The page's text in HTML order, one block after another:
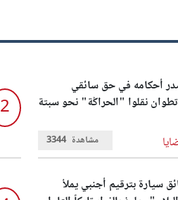
أحكامه في حق سائقي
نقلوا "الحراݣة" نحو سبتة
مشاهدة 3344
2
سيارة بترقيم أجنبي يملأ